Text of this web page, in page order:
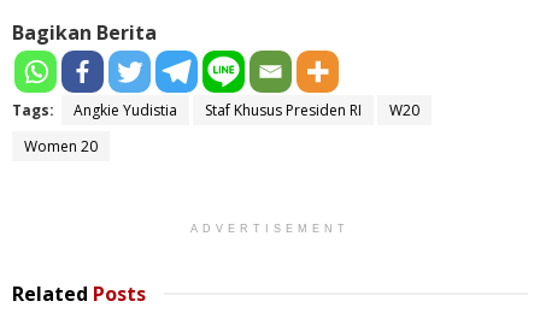
Bagikan Berita
Tags: Angkie Yudistia Staf Khusus Presiden RI
W20
Women 20
ADVERTISEMENT
Related Posts